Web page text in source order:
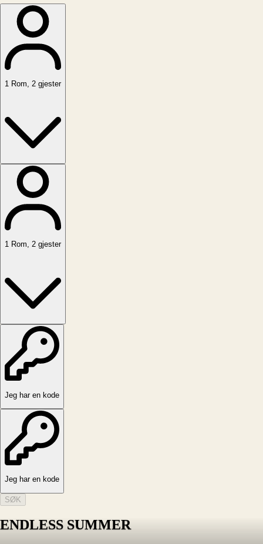
1 Rom, 2 gjester
1 Rom, 2 gjester
Jeg har en kode
Jeg har en kode
SØK
ENDLESS SUMMER